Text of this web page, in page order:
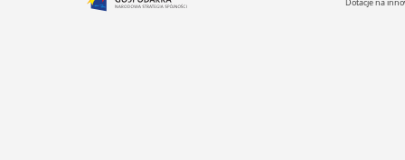
Dotacje na